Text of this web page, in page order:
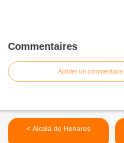
Commentaires
Ajouter un commentaire
< Alcalá de Henares